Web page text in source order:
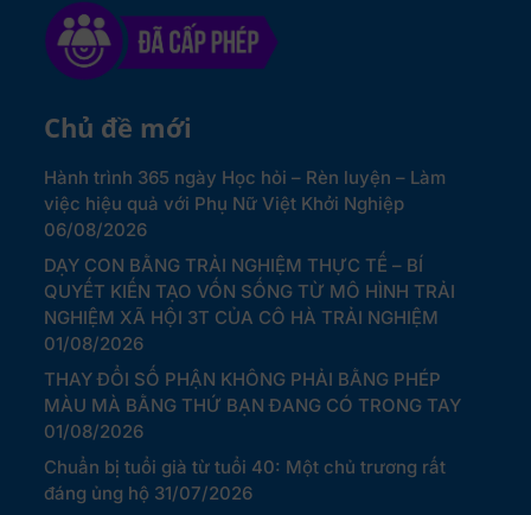
Chủ đề mới
Hành trình 365 ngày Học hỏi – Rèn luyện – Làm
việc hiệu quả với Phụ Nữ Việt Khởi Nghiệp
06/08/2026
DẠY CON BẰNG TRẢI NGHIỆM THỰC TẾ – BÍ
QUYẾT KIẾN TẠO VỐN SỐNG TỪ MÔ HÌNH TRẢI
NGHIỆM XÃ HỘI 3T CỦA CÔ HÀ TRẢI NGHIỆM
01/08/2026
THAY ĐỔI SỐ PHẬN KHÔNG PHẢI BẰNG PHÉP
MÀU MÀ BẰNG THỨ BẠN ĐANG CÓ TRONG TAY
01/08/2026
Chuẩn bị tuổi già từ tuổi 40: Một chủ trương rất
đáng ủng hộ 31/07/2026